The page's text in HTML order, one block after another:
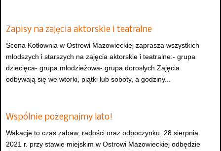
Zapisy na zajęcia aktorskie i teatralne
Scena Kotłownia w Ostrowi Mazowieckiej zaprasza wszystkich
młodszych i starszych na zajęcia aktorskie i teatralne:- grupa
dziecięca- grupa młodzieżowa- grupa dorosłych Zajęcia
odbywają się we wtorki, piątki lub soboty, a godziny...
Wspólnie pożegnajmy lato!
Wakacje to czas zabaw, radości oraz odpoczynku. 28 sierpnia
2021 r. przy stawie miejskim w Ostrowi Mazowieckiej odbędzie